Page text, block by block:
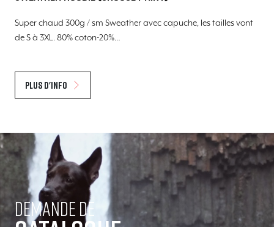
Super chaud 300g / sm Sweather avec capuche, les tailles vont
de S à 3XL. 80% coton-20%…
Plus d'info
Demande de